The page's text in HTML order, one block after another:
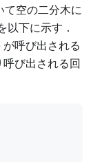
空の二分木に
下に示す．
呼び出される
び出される回